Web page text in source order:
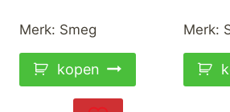
Merk: Smeg
kopen
Merk: